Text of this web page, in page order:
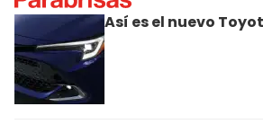
Así es el nuevo